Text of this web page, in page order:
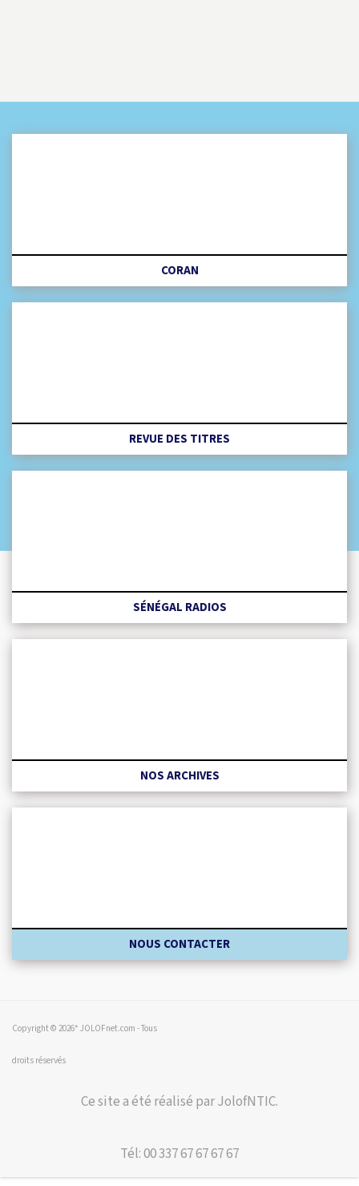
CORAN
REVUE DES TITRES
SÉNÉGAL RADIOS
NOS ARCHIVES
NOUS CONTACTER
Copyright © 2026* JOLOFnet.com - Tous
droits réservés
Ce site a été réalisé par JolofNTIC.
Tél: 00 337 67 67 67 67